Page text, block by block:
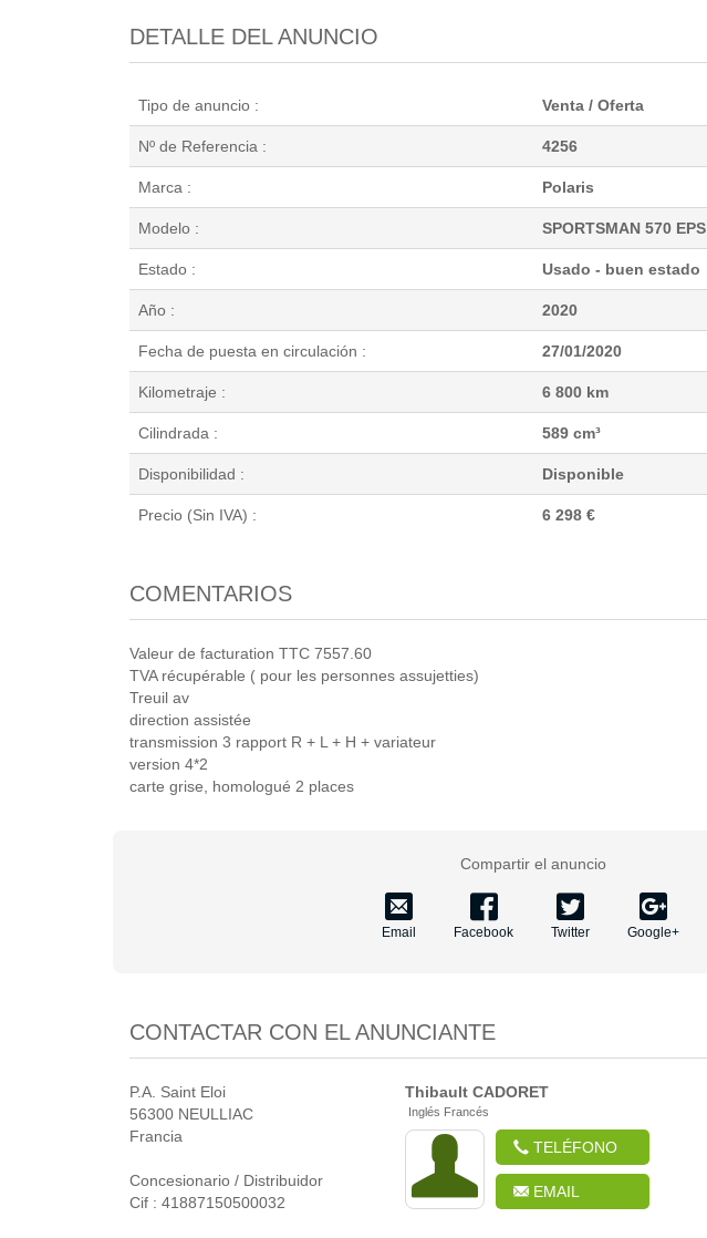
DETALLE DEL ANUNCIO
Tipo de anuncio : Venta / Oferta
Nº de Referencia : 4256
Marca : Polaris
Modelo : SPORTSMAN 570 EPS
Estado : Usado - buen estado
Año : 2020
Fecha de puesta en circulación : 27/01/2020
Kilometraje : 6 800 km
Cilindrada : 589 cm³
Disponibilidad : Disponible
Precio (Sin IVA) : 6 298 €
COMENTARIOS
Valeur de facturation TTC 7557.60
TVA récupérable ( pour les personnes assujetties)
Treuil av
direction assistée
transmission 3 rapport R + L + H + variateur
version 4*2
carte grise, homologué 2 places
Compartir el anuncio
Email Facebook Twitter Google+
CONTACTAR CON EL ANUNCIANTE
P.A. Saint Eloi
56300 NEULLIAC
Francia
Concesionario / Distribuidor
Cif : 41887150500032
Thibault CADORET
Inglés Francés
TELÉFONO
EMAIL